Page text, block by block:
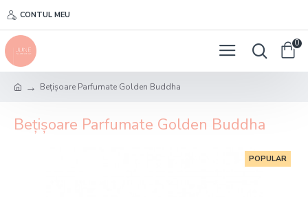
CONTUL MEU
0
Bețișoare Parfumate Golden Buddha
Bețișoare Parfumate Golden Buddha
POPULAR